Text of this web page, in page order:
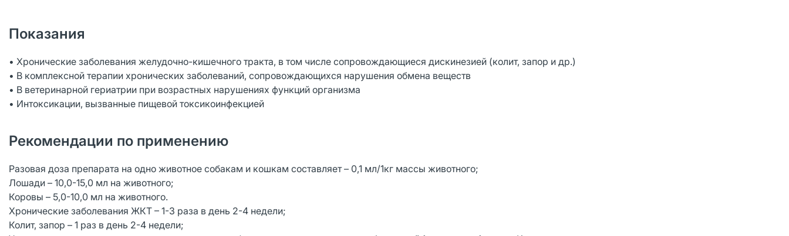
Показания
• Хронические заболевания желудочно-кишечного тракта, в том числе сопровождающиеся дискинезией (колит, запор и др.)
• В комплексной терапии хронических заболеваний, сопровождающихся нарушения обмена веществ
• В ветеринарной гериатрии при возрастных нарушениях функций организма
• Интоксикации, вызванные пищевой токсикоинфекцией
Рекомендации по применению
Разовая доза препарата на одно животное собакам и кошкам составляет – 0,1 мл/1кг массы животного;
Лошади – 10,0-15,0 мл на животного;
Коровы – 5,0-10,0 мл на животного.
Хронические заболевания ЖКТ – 1-3 раза в день 2-4 недели;
Колит, запор – 1 раз в день 2-4 недели;